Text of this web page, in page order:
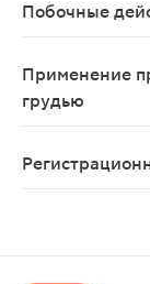
Побочные
Применение
грудью